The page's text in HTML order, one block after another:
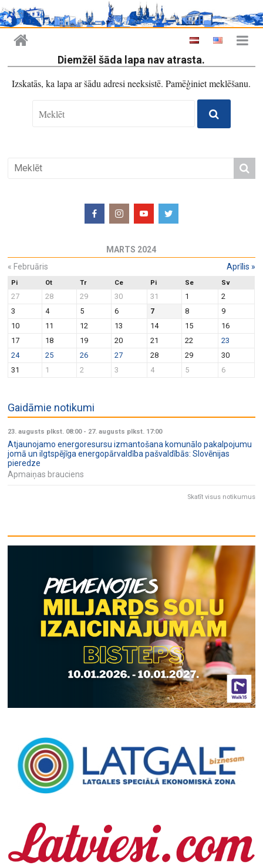
Diemžēl šāda lapa nav atrasta.
Izskatās, ka lapa ar šādu adresi neeksistē. Pamēģiniet meklēšanu.
MARTS 2024
« Februāris Aprīlis »
Pi Ot Tr Ce Pi Se Sv
27 28 29 30 31 1
2
3
4 5 6 7 8
9
10
11 12 13 14 15
16
17
18 19 20 21 22
23
24
25 26 27 28 29
30
31
1 2 3 4 5 6
Gaidāmie notikumi
23. augusts plkst. 08:00- 27. augusts plkst. 17:00
Atjaunojamo energoresursu izmantošana komunālo pakalpojumu
jomā un ilgtspējīga energopārvaldība pašvaldībās: Slovēnijas
pieredze
Apmaiņas brauciens
Skatīt visus notikumus